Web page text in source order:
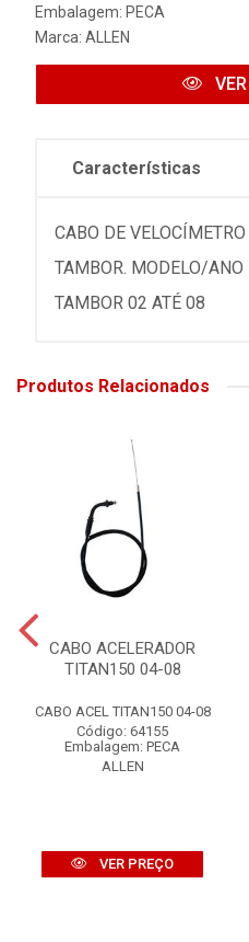
Embalagem: PECA
Marca: ALLEN
Características
CABO DE
TAMBOR. MODELO/
TAMBOR 02 ATÉ 08
Produtos Relacionados
CABO ACELERADOR
TITAN150 04-08
CABO ACEL TITAN150 04-08
Código: 64155
Embalagem: PECA
ALLEN
VER PREÇO